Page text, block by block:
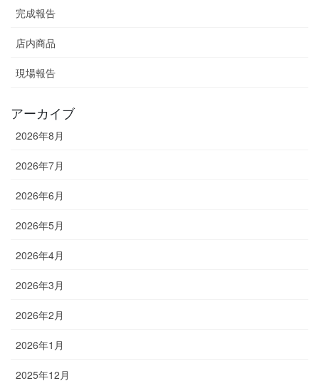
完成報告
店内商品
現場報告
アーカイブ
2026年8月
2026年7月
2026年6月
2026年5月
2026年4月
2026年3月
2026年2月
2026年1月
2025年12月